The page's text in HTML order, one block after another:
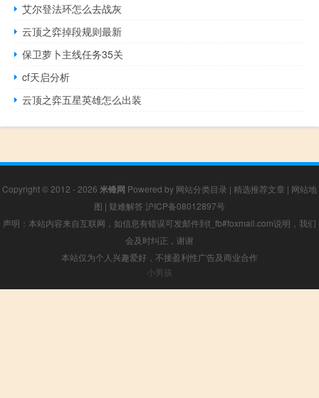
艾尔登法环怎么去战灰
云顶之弈掉段规则最新
保卫萝卜主线任务35关
cf天启分析
云顶之弈五星英雄怎么出装
Copyright © 2012 - 2026 米锋网 Powered by 网站分类目录 | 精选推荐文章 | 网站地
图 | 疑难解答 沪ICP备08012897号
声明：本站内容来自互联网，如信息有错误可发邮件到f_fb#foxmail.com说明，我们
会及时纠正，谢谢
本站仅为个人兴趣爱好，不接盈利性广告及商业合作
小男孩